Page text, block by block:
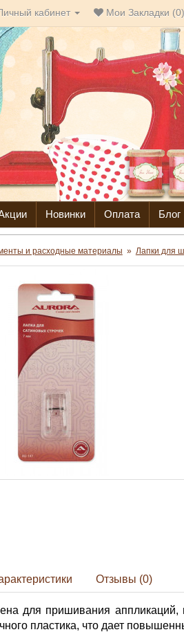
кабинет Мои Закладки (0)
Новинки Оплата Блог
и расходные материалы » Лапки для
Отзывы (0)
для пришивания
пластика, что дает